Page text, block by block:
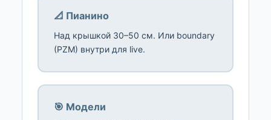
📐 Пианино
Над крышкой 30–50 см. Или boundary
(PZM) внутри для live.
🎯 Модели